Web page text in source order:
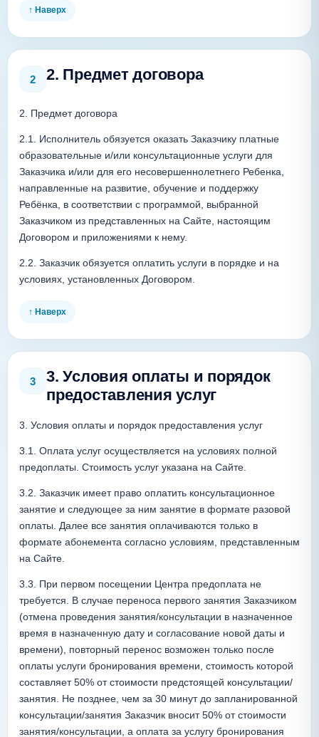
↑ Наверх
2 2. Предмет договора
2. Предмет договора
2.1. Исполнитель обязуется оказать Заказчику платные
образовательные и/или консультационные услуги для
Заказчика и/или для его несовершеннолетнего Ребенка,
направленные на развитие, обучение и поддержку
Ребёнка, в соответствии с программой, выбранной
Заказчиком из представленных на Сайте, настоящим
Договором и приложениями к нему.
2.2. Заказчик обязуется оплатить услуги в порядке и на
условиях, установленных Договором.
↑ Наверх
3
3. Условия оплаты и порядок
предоставления услуг
3. Условия оплаты и порядок предоставления услуг
3.1. Оплата услуг осуществляется на условиях полной
предоплаты. Стоимость услуг указана на Сайте.
3.2. Заказчик имеет право оплатить консультационное
занятие и следующее за ним занятие в формате разовой
оплаты. Далее все занятия оплачиваются только в
формате абонемента согласно условиям, представленным
на Сайте.
3.3. При первом посещении Центра предоплата не
требуется. В случае переноса первого занятия Заказчиком
(отмена проведения занятия/консультации в назначенное
время в назначенную дату и согласование новой даты и
времени), повторный перенос возможен только после
оплаты услуги бронирования времени, стоимость которой
составляет 50% от стоимости предстоящей консультации/
занятия. Не позднее, чем за 30 минут до запланированной
консультации/занятия Заказчик вносит 50% от стоимости
занятия/консультации, а оплата за услугу бронирования